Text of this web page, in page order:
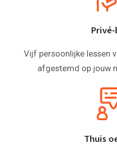
Vijf persoonlijke lessen
afgestemd op jouw
Thuis